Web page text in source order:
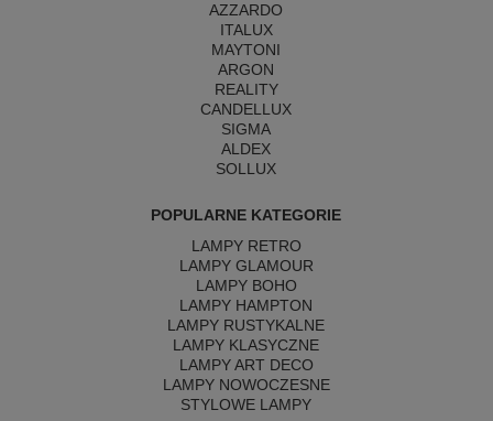
AZZARDO
ITALUX
MAYTONI
ARGON
REALITY
CANDELLUX
SIGMA
ALDEX
SOLLUX
POPULARNE KATEGORIE
LAMPY RETRO
LAMPY GLAMOUR
LAMPY BOHO
LAMPY HAMPTON
LAMPY RUSTYKALNE
LAMPY KLASYCZNE
LAMPY ART DECO
LAMPY NOWOCZESNE
STYLOWE LAMPY